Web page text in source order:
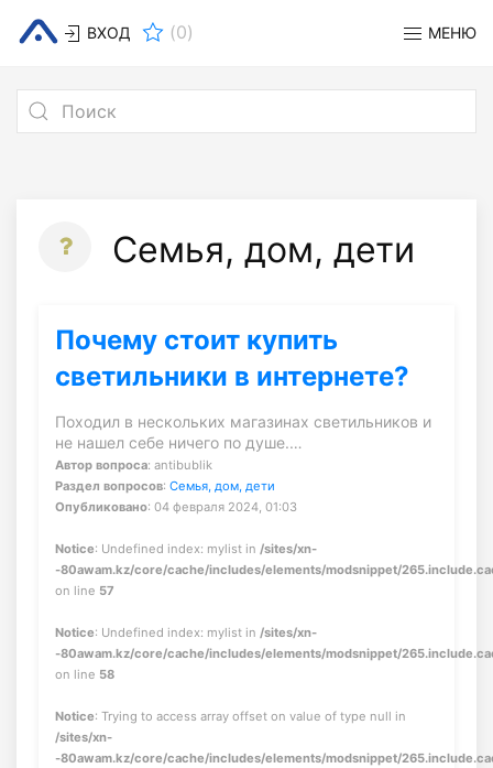
ВХОД (0) МЕНЮ
Семья, дом, дети
Почему стоит купить
светильники в интернете?
Походил в нескольких магазинах светильников и
не нашел себе ничего по душе.…
Автор вопроса: antibublik
Раздел вопросов: Семья, дом, дети
Опубликовано: 04 февраля 2024, 01:03
Notice: Undefined index: mylist in /sites/xn-
-80awam.kz/core/cache/includes/elements/modsnippet/
on line 57
Notice: Undefined index: mylist in /sites/xn-
-80awam.kz/core/cache/includes/elements/modsnippet/
on line 58
Notice: Trying to access array offset on value of type null in
/sites/xn-
-80awam.kz/core/cache/includes/elements/modsnippet/